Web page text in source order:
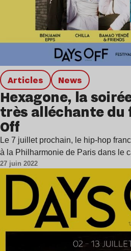
Articles news
Hexagone, la
très alléchante du
Off
Le 7 juillet prochain, le hip-hop
à la Philharmonie de Paris dans le
27 juin 2022